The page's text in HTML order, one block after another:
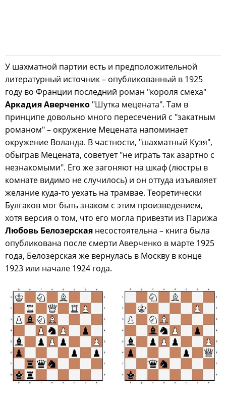
У шахматной партии есть и предположительной
литературный источник – опубликованный в 1925
году во Франции последний роман "короля смеха"
Аркадия Аверченко "Шутка мецената". Там в
принципе довольно много пересечений с "закатным
романом" – окружение Мецената напоминает
окружение Воланда. В частности, "шахматный Кузя",
обыграв Мецената, советует "не играть так азартно с
незнакомыми". Его же загоняют на шкаф (люстры в
комнате видимо не случилось) и он оттуда изъявляет
желание куда-то уехать на трамвае. Теоретически
Булгаков мог быть знаком с этим произведением,
хотя версия о том, что его могла привезти из Парижа
Любовь Белозерская несостоятельна – книга была
опубликована после смерти Аверченко в марте 1925
года, Белозерская же вернулась в Москву в конце
1923 или начале 1924 года.